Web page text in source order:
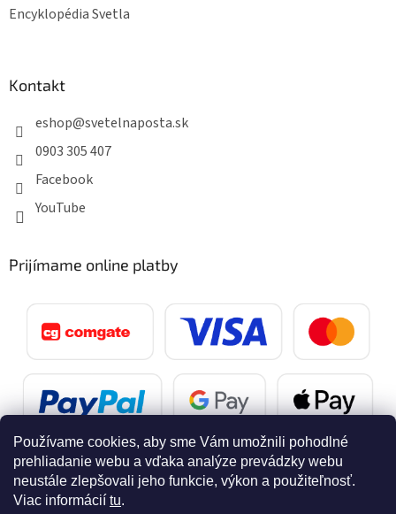
Používame cookies, aby sme Vám umožnili pohodlné
prehliadanie webu a vďaka analýze prevádzky webu
neustále zlepšovali jeho funkcie, výkon a použiteľnosť.
Viac informácií tu.
Encyklopédia Svetla
Kontakt
eshop@svetelnaposta.sk
0903 305 407
Facebook
YouTube
Prijímame online platby